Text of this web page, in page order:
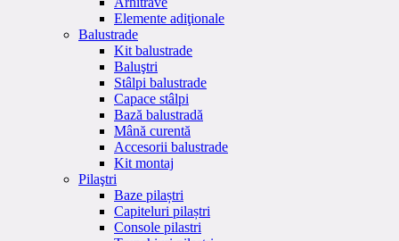
Elemente adiţionale
Balustrade
Kit balustrade
Baluştri
Stâlpi balustrade
Capace stâlpi
Bază balustradă
Mână curentă
Accesorii balustrade
Kit montaj
Pilaştri
Baze pilaștri
Capiteluri pilaștri
Console pilastri